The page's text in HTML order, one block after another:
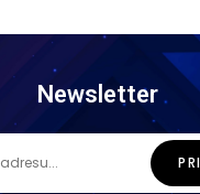
Newsletter